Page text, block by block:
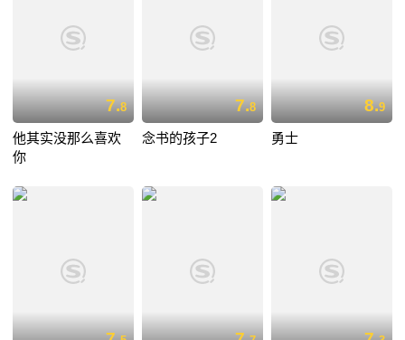
7.8
他其实没那么喜欢
你
7.8
念书的孩子2
8.9
勇士